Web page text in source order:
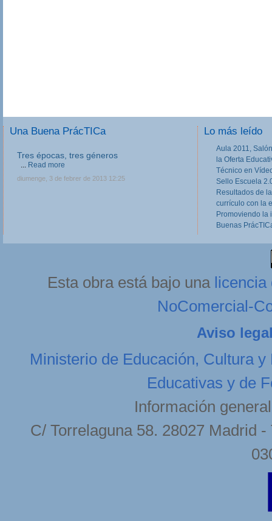
Una Buena PrácTICa
Tres épocas, tres géneros
... Read more
diumenge, 3 de febrer de 2013 12:25
Lo más leído
Aula 2011,
la Oferta
Técnico en
Sello Escuela
Resultados de
currículo con la
Promoviendo la
Buenas
Esta obra está bajo una licencia
NoComercial-
Aviso
Ministerio de Educación, Cultura y
Educativas y de
Información
C/ Torrelaguna 58. 28027 Madrid